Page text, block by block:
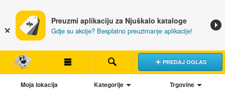
Preuzmi aplikaciju za Njuškalo kataloge
Gdje su akcije? Besplatno preuzimanje aplikacije!
PREDAJ OGLAS
Moja lokacija Kategorije Trgovine